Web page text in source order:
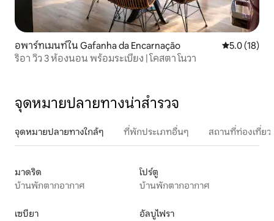
อพาร์ทเมนท์ใน Gafanha da Encarnação คะแนนเฉลี่ย
5.0 (18)
ริอา วิว 3 ห้องนอน พร้อมระเบียง | โคสตา โนวา
จุดหมายปลายทางน่าสำรวจ
จุดหมายปลายทางใกล้ๆ ที่พักประเภทอื่นๆ สถานที่ท่องเที่ย
มาดริด
บ้านพักตากอากาศ
โปร์ตู
บ้านพักตากอากาศ
เซบียา
อัลบูไฟรา